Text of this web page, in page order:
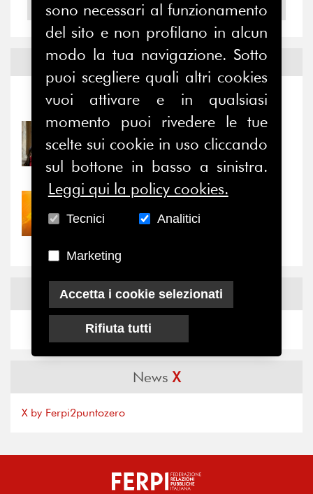
2004
Notizie edEventi
Notizie - Eventi
31/07/2026
Prima della pausa estiva,
il valore di...
Nove anni dopo la
NewsFacebook
NewsX
X by Ferpi2puntozero
sono necessari al funzionamento
del sito e non profilano in alcun
modo la tua navigazione. Sotto
puoi scegliere quali altri cookies
vuoi attivare e in qualsiasi
momento puoi rivedere le tue
scelte sui cookie in uso cliccando
sul bottone in basso a sinistra.
Leggi qui la policy cookies.
Tecnici Analitici
Marketing
Accetta i cookie selezionati
Rifiuta tutti